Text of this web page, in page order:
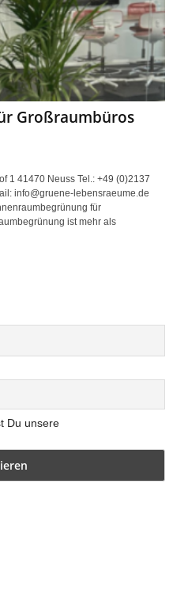
Großraumbüros
1 41470 Neuss Tel.: +49 (0)2137
info@gruene-lebensraeume.de
für
ist mehr als
Du unsere